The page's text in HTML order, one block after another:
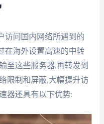
访问国内网络所遇到的
在海外设置高速的中转
至这些服务器,再转发到
限制和屏蔽,大幅提升访
器还具有以下优势: